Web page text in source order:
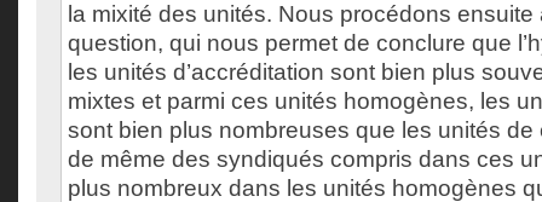
la mixité des unités. Nous procédons ensuite
question, qui nous permet de conclure que
les unités d’accréditation sont bien plus
mixtes et parmi ces unités homogènes, les
sont bien plus nombreuses que les unités de
de même des syndiqués compris dans ces
plus nombreux dans les unités homogènes